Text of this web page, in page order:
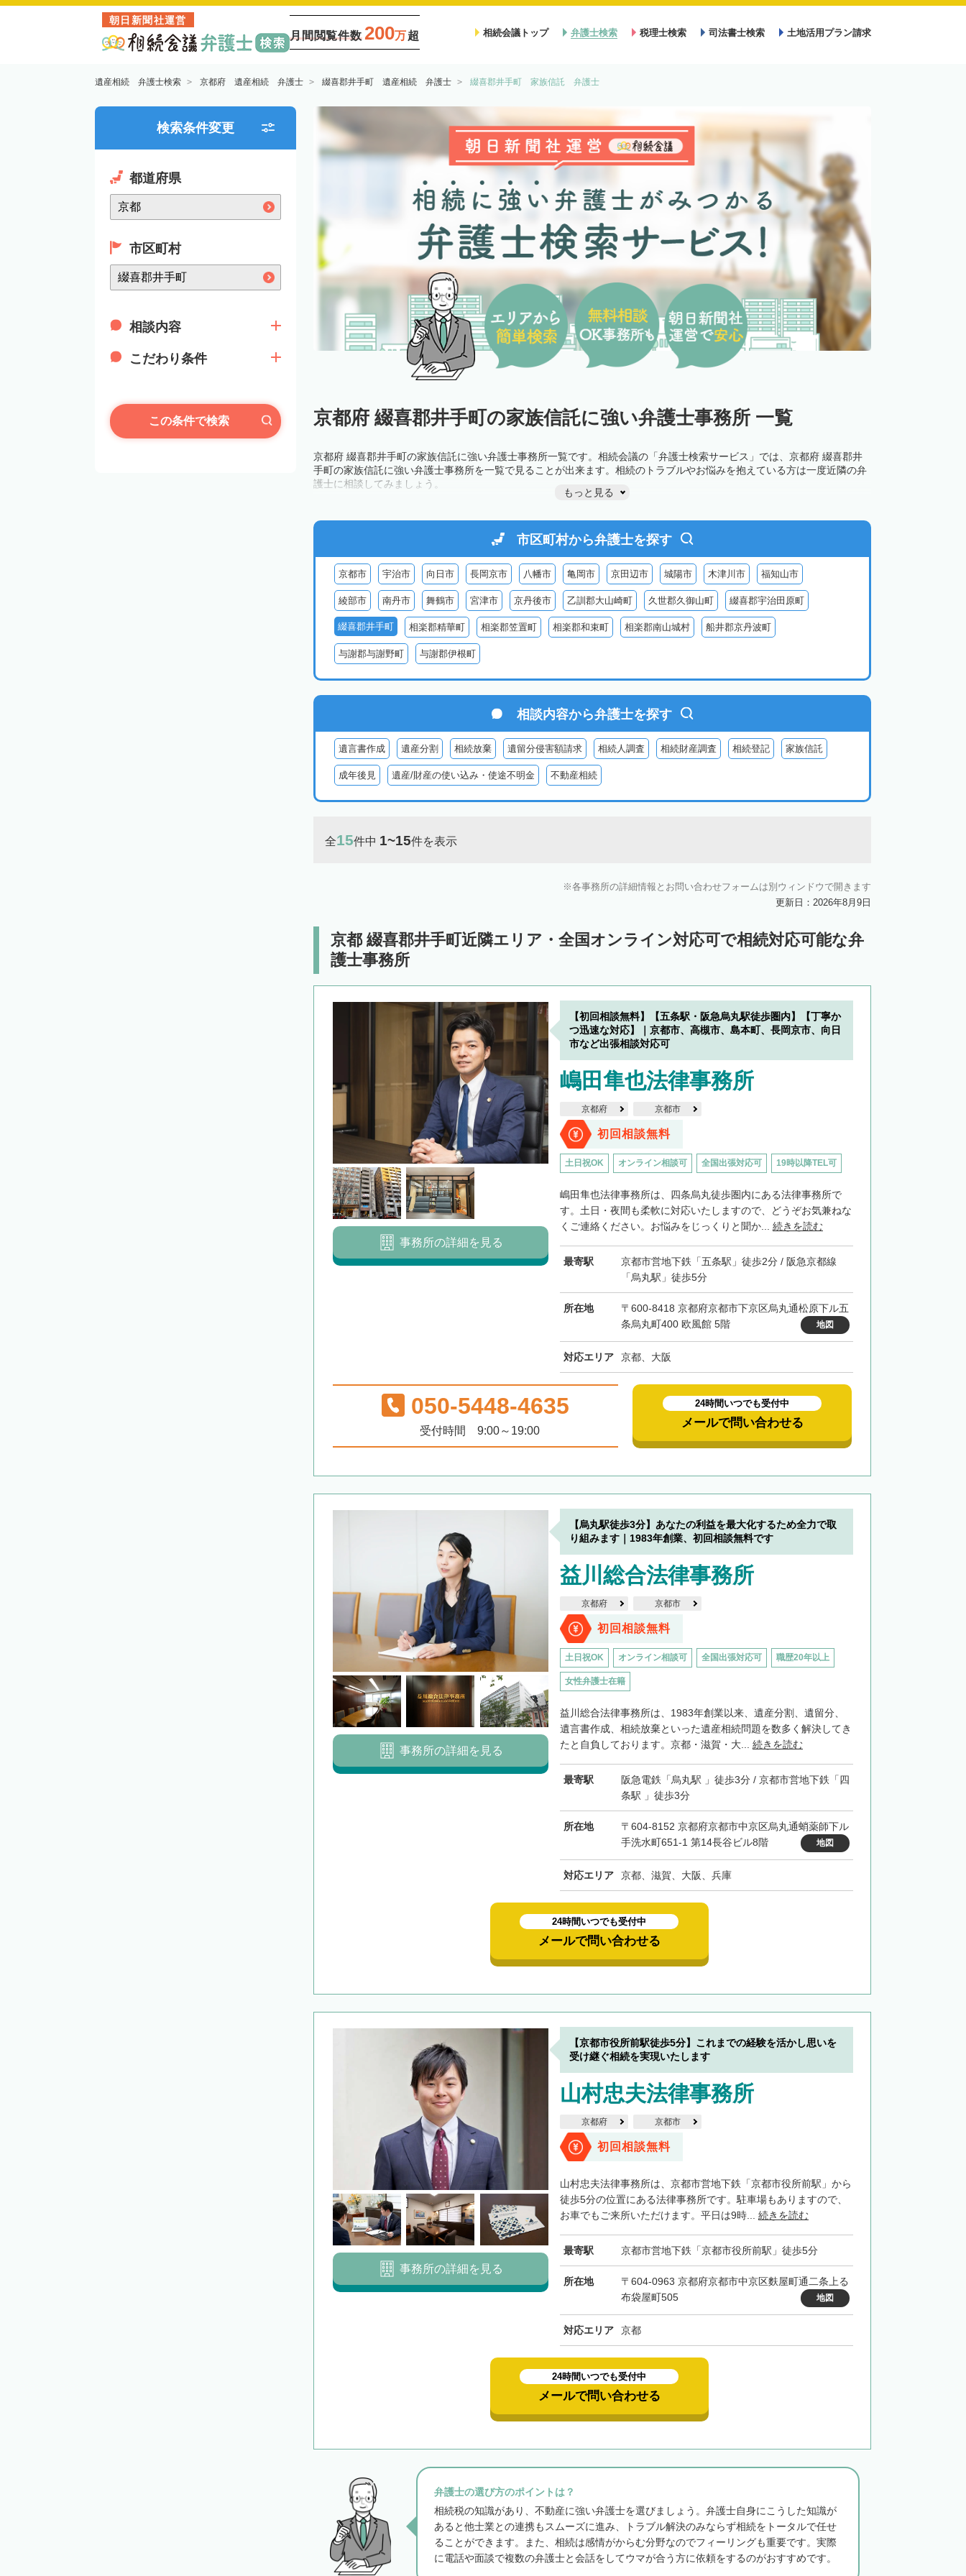
朝日新聞社運営
月間閲覧件数 200万超 相続会議トップ 弁護士検索 税理士検索 司法書士検索 土地活用プラン請求
遺産相続 弁護士検索 京都府 遺産相続 弁護士 綴喜郡井手町 遺産相続 弁護士 綴喜郡井手町 家族信託 弁護士
検索条件変更
都道府県
市区町村
相談内容
こだわり条件
この条件で検索 京都府 綴喜郡井手町の家族信託に強い弁護士事務所 一覧
京都府 綴喜郡井手町の家族信託に強い弁護士事務所一覧です。相続会議の「弁護士検索サービス」では、京都府 綴喜郡井
手町の家族信託に強い弁護士事務所を一覧で見ることが出来ます。相続のトラブルやお悩みを抱えている方は一度近隣の弁
護士に相談してみましょう。
もっと見る
市区町村から弁護士を探す
京都市 宇治市 向日市 長岡京市 八幡市 亀岡市 京田辺市 城陽市 木津川市 福知山市
綾部市 南丹市 舞鶴市 宮津市 京丹後市 乙訓郡大山崎町 久世郡久御山町 綴喜郡宇治田原町
綴喜郡井手町 相楽郡精華町 相楽郡笠置町 相楽郡和束町 相楽郡南山城村 船井郡京丹波町
与謝郡与謝野町 与謝郡伊根町
相談内容から弁護士を探す
遺言書作成 遺産分割 相続放棄 遺留分侵害額請求 相続人調査 相続財産調査 相続登記 家族信託
成年後見 遺産/財産の使い込み・使途不明金 不動産相続
全15件中 1~15件を表示
各事務所の詳細情報とお問い合わせフォームは別ウィンドウで開きます
更新日：2026年8月9日
京都 綴喜郡井手町近隣エリア・全国オンライン対応可で相続対応可能な弁
護士事務所
【初回相談無料】【五条駅・阪急烏丸駅徒歩圏内】【丁寧か
つ迅速な対応】｜京都市、高槻市、島本町、長岡京市、向日
市など出張相談対応可
嶋田隼也法律事務所
京都府 京都市
初回相談無料
土日祝OK オンライン相談可 全国出張対応可 19時以降TEL可
嶋田隼也法律事務所は、四条烏丸徒歩圏内にある法律事務所で
す。土日・夜間も柔軟に対応いたしますので、どうぞお気兼ねな
くご連絡ください。お悩みをじっくりと聞か... 続きを読む
最寄駅
京都市営地下鉄「五条駅」徒歩2分 / 阪急京都線
「烏丸駅」徒歩5分
所在地
〒600-8418 京都府京都市下京区烏丸通松原下ル五
条烏丸町400 欧風館 5階
地図
対応エリア 京都、大阪
事務所の詳細を見る
050-5448-4635
受付時間 9:00～19:00
24時間いつでも受付中
メールで問い合わせる
【烏丸駅徒歩3分】あなたの利益を最大化するため全力で取
り組みます｜1983年創業、初回相談無料です
益川総合法律事務所
京都府 京都市
初回相談無料
土日祝OK オンライン相談可 全国出張対応可 職歴20年以上
女性弁護士在籍
益川総合法律事務所は、1983年創業以来、遺産分割、遺留分、
遺言書作成、相続放棄といった遺産相続問題を数多く解決してき
たと自負しております。京都・滋賀・大... 続きを読む
最寄駅
阪急電鉄「烏丸駅 」徒歩3分 / 京都市営地下鉄「四
条駅 」徒歩3分
所在地
〒604-8152 京都府京都市中京区烏丸通蛸薬師下ル
手洗水町651-1 第14長谷ビル8階
地図
対応エリア 京都、滋賀、大阪、兵庫
事務所の詳細を見る
24時間いつでも受付中
メールで問い合わせる
【京都市役所前駅徒歩5分】これまでの経験を活かし思いを
受け継ぐ相続を実現いたします
山村忠夫法律事務所
京都府 京都市
初回相談無料
山村忠夫法律事務所は、京都市営地下鉄「京都市役所前駅」から
徒歩5分の位置にある法律事務所です。駐車場もありますので、
お車でもご来所いただけます。平日は9時... 続きを読む
最寄駅 京都市営地下鉄「京都市役所前駅」徒歩5分
所在地
〒604-0963 京都府京都市中京区麩屋町通二条上る
布袋屋町505
地図
対応エリア 京都
事務所の詳細を見る
24時間いつでも受付中
メールで問い合わせる
弁護士の選び方のポイントは？
相続税の知識があり、不動産に強い弁護士を選びましょう。弁護士自身にこうした知識が
あると他士業との連携もスムーズに進み、トラブル解決のみならず相続をトータルで任せ
ることができます。また、相続は感情がからむ分野なのでフィーリングも重要です。実際
に電話や面談で複数の弁護士と会話をしてウマが合う方に依頼をするのがおすすめです。